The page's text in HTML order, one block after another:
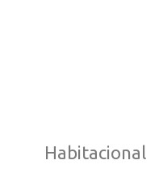
Habitacional